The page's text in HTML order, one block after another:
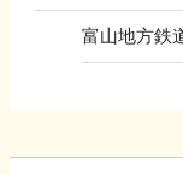
富山地方鉄